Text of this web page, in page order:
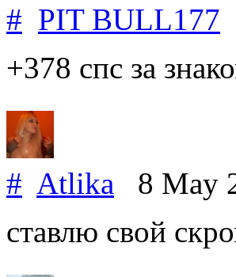
# PIT BULL177
+378 спс за
# Atlika 8 May
ставлю свой